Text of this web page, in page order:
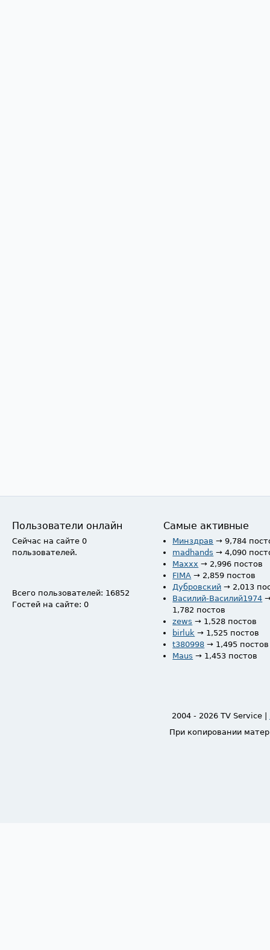
Пользователи онлайн
Сейчас на сайте 0
пользователей.
Всего пользователей: 16852
Гостей на сайте: 0
Самые активные
Минздрав → 9,784
madhands → 4,090
Maxxx → 2,996 постов
FIMA → 2,859 постов
Дубровский → 2,013
Василий-Василий1974
1,782 постов
zews → 1,528 постов
birluk → 1,525 постов
t380998 → 1,495 постов
Maus → 1,453 постов
2004 - 2026 TV Service |
При копировании